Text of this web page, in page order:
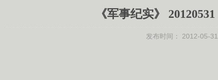
《军事纪实》
发布时间： 2012-05-